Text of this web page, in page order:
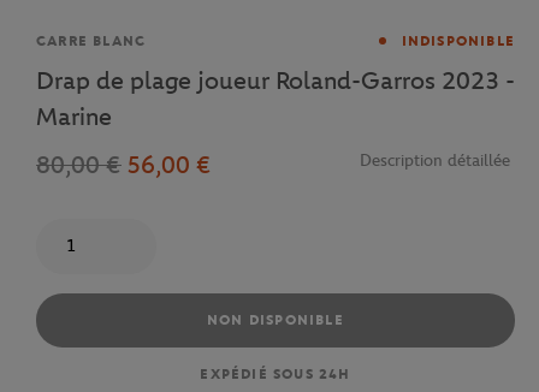
Marque
CARRE BLANC INDISPONIBLE
Drap de plage joueur Roland-Garros 2023 -
Marine
80,00 € 56,00 € Description détaillée
NON DISPONIBLE
EXPÉDIÉ SOUS 24H